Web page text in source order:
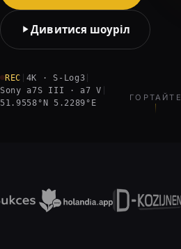
Дивитися шоуріл
REC 4K · S-Log3
Sony a7S III · a7 V
51.9558°N 5.2289°E
ГОРТАЙТЕ